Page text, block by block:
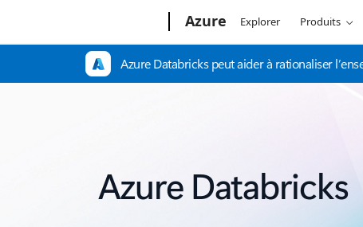
Azure Explorer Produits
Azure Databricks peut aider à rationaliser
Azure Databricks